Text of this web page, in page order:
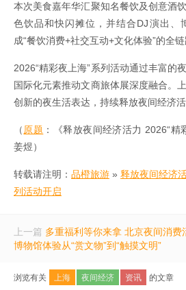
本次美食嘉年华汇聚知名餐饮及创意酒
色饮品和快闪摊位，并结合DJ演出、
成“餐饮消费+社交互动+文化体验”的全链
2026“精彩夜上海”系列活动通过丰富的
国际化元素推动文商旅体展深度融合。
创新的夜生活表达，持续释放夜间经济活
（原题 ：《释放夜间经济活力 2026“精
姜煜）
转载请注明： 品橙旅游 » 释放夜间经济
列活动开启
上一篇 多重福利等你来拿 北京夜间消费
博物馆体验从“赏文物”到“触摸文明”
浏览有关 上海 夜间经济 资讯 的文章